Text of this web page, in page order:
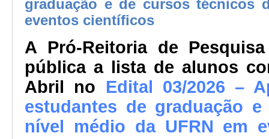
graduação e de cursos técnicos
eventos científicos
A Pró-Reitoria de
pública a lista de alunos
Abril no Edital 03/2026 –
estudantes de graduação
nível médio da UFRN em